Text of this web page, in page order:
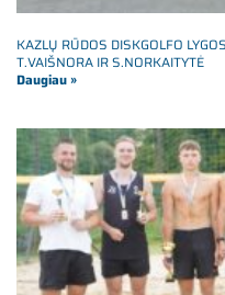
KAZLŲ RŪDOS DISKGOLFO
T.VAIŠNORA IR S.NORKAITYTĖ
Daugiau »